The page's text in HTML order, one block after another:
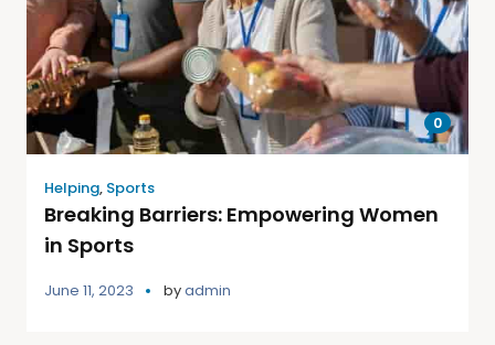
0
Helping, Sports
Breaking Barriers: Empowering Women
in Sports
June 11, 2023 byadmin